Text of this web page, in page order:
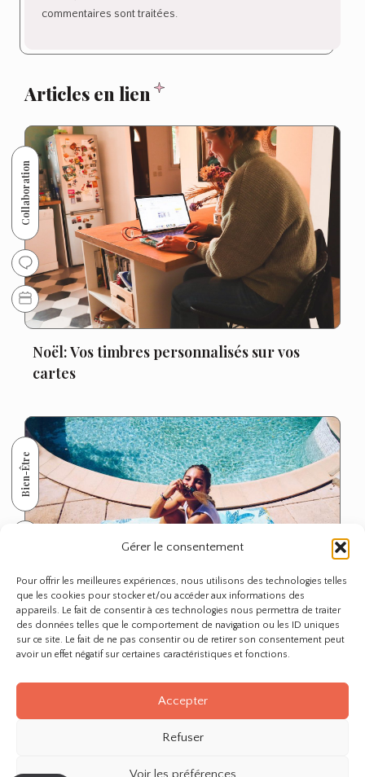
Gérer le consentement
Pour offrir les meilleures expériences, nous utilisons des technologies telles
que les cookies pour stocker et/ou accéder aux informations des
appareils. Le fait de consentir à ces technologies nous permettra de traiter
des données telles que le comportement de navigation ou les ID uniques
sur ce site. Le fait de ne pas consentir ou de retirer son consentement peut
avoir un effet négatif sur certaines caractéristiques et fonctions.
Accepter
Refuser
Voir les préférences
commentaires sont traitées.
Articles en lien
Collaboration
Noël: Vos timbres personnalisés sur vos
cartes
Bien-Être
Semaine de Prevention du Diabète: Vivre
Equilibré tout Simplement